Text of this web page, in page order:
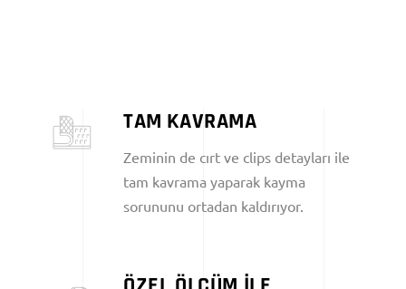
TAM KAVRAMA
Zeminin de cırt ve clips detayları ile
tam kavrama yaparak kayma
sorununu ortadan kaldırıyor.